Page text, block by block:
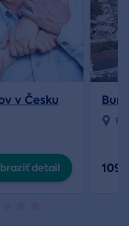
v Česku
detail